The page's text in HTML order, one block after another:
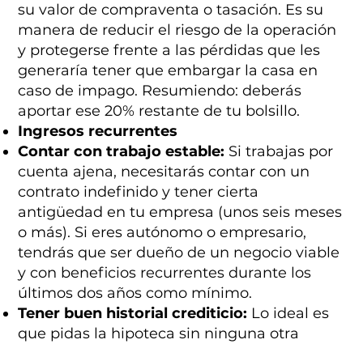
su valor de compraventa o tasación. Es su
manera de reducir el riesgo de la operación
y protegerse frente a las pérdidas que les
generaría tener que embargar la casa en
caso de impago. Resumiendo: deberás
aportar ese 20% restante de tu bolsillo.
Ingresos recurrentes
Contar con trabajo estable: Si trabajas por
cuenta ajena, necesitarás contar con un
contrato indefinido y tener cierta
antigüedad en tu empresa (unos seis meses
o más). Si eres autónomo o empresario,
tendrás que ser dueño de un negocio viable
y con beneficios recurrentes durante los
últimos dos años como mínimo.
Tener buen historial crediticio: Lo ideal es
que pidas la hipoteca sin ninguna otra